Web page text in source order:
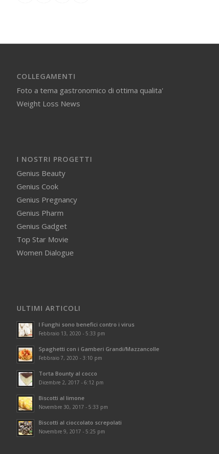
COLLEGAMENTI
Foto a tema gastronomico di ottima qualita'
Weight Loss News
I NOSTRI PROGETTI
Genius Beauty
Genius Cook
Genius Pregnancy
Genius Pharm
Genius Gadget
Top Star Movie
Women Dialogue
ULTIMI ARTICOLI
I Funghi sono benefici contro i virus
Febbraio 13, 2020 - 5:33 pm
Spaghetti con i Gamberi Grandi/Mazzancolle
Febbraio 7, 2020 - 3:10 pm
Torta Bounty al cocco
Dicembre 2, 2017 - 6:12 pm
Biscotti al limone
Novembre 30, 2017 - 5:33 pm
Biscotti al cioccolato screpolati
Novembre 9, 2017 - 5:25 pm